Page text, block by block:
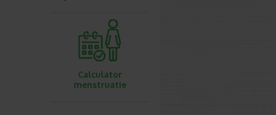
Calculator
menstruatie